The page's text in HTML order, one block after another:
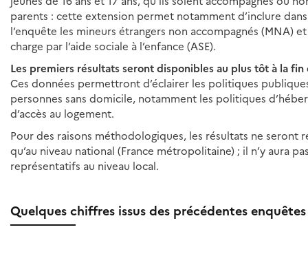
parents : cette extension permet notamment d’inclure
l’enquête les mineurs étrangers non accompagnés (MNA)
charge par l’aide sociale à l’enfance (ASE).
Les premiers résultats seront disponibles au plus tôt à la fin
Ces données permettront d’éclairer les politiques
personnes sans domicile, notamment les politiques
d’accès au logement.
Pour des raisons méthodologiques, les résultats ne seront
qu’au niveau national (France métropolitaine) ; il n’y aura
représentatifs au niveau local.
Quelques chiffres issus des précédentes enquêtes